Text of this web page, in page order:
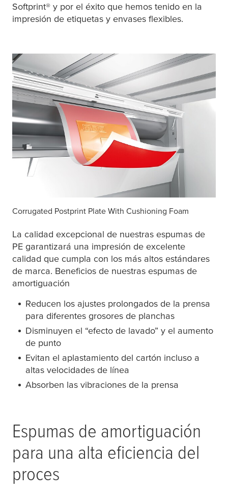
Softprint® y por el éxito que hemos tenido en la
impresión de etiquetas y envases flexibles.
Corrugated Postprint Plate With Cushioning Foam
La calidad excepcional de nuestras espumas de
PE garantizará una impresión de excelente
calidad que cumpla con los más altos estándares
de marca. Beneficios de nuestras espumas de
amortiguación
Reducen los ajustes prolongados de la prensa
para diferentes grosores de planchas
Disminuyen el “efecto de lavado” y el aumento
de punto
Evitan el aplastamiento del cartón incluso a
altas velocidades de línea
Absorben las vibraciones de la prensa
Espumas de amortiguación
para una alta eficiencia del
proces